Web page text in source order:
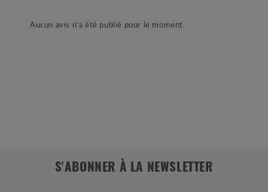
Aucun avis n'a été publié pour le moment.
S'ABONNER À LA NEWSLETTER